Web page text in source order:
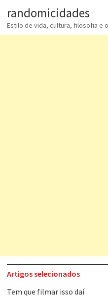
randomicidades
Estilo de vida, cultura, filosofia e
Artigos selecionados
Tem que filmar isso daí